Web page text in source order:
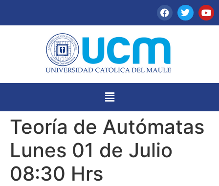
Teoría de Autómatas
Lunes 01 de Julio
08:30 Hrs